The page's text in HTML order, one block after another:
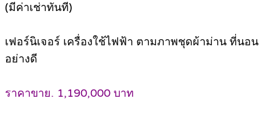
(มีค่าเช่าทันที)
เฟอร์นิเจอร์ เครื่องใช้ไฟฟ้า ตามภาพชุดผ้าม่าน ที่นอน
อย่างดี
ราคาขาย. 1,190,000 บาท